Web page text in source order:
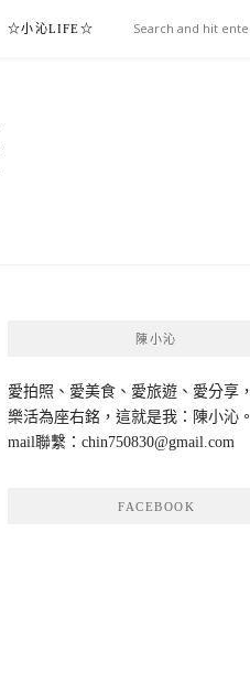
☆小沁LIFE☆
陳小沁
愛拍照、愛美食、愛旅遊、愛分享，
樂活為座右銘，這就是我：陳小沁。
mail聯繫： chin750830@gmail.com
FACEBOOK